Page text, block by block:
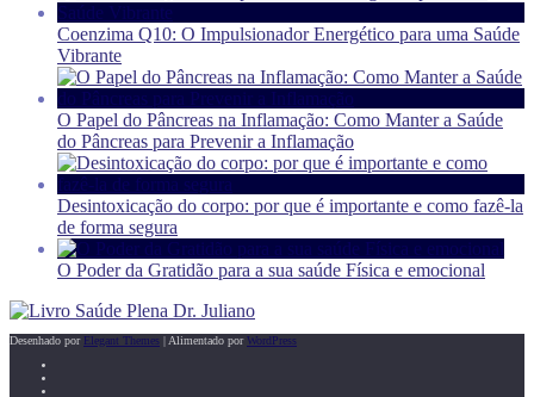
Coenzima Q10: O Impulsionador Energético para uma Saúde
Vibrante
O Papel do Pâncreas na Inflamação: Como Manter a Saúde
do Pâncreas para Prevenir a Inflamação
Desintoxicação do corpo: por que é importante e como fazê-la
de forma segura
O Poder da Gratidão para a sua saúde Física e emocional
Desenhado por Elegant Themes | Alimentado porWordPress